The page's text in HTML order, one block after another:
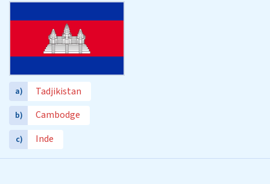
a) Tadjikistan
b) Cambodge
c) Inde